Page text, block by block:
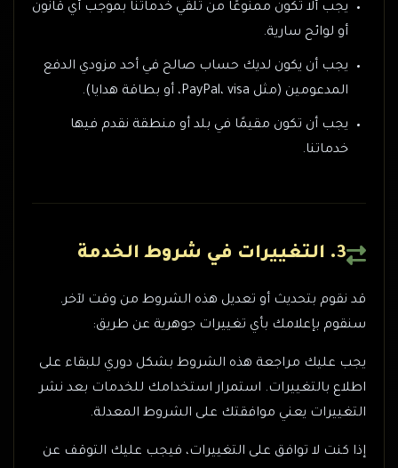
يجب ألا تكون ممنوعًا من تلقي خدماتنا بموجب أي قانون
أو لوائح سارية.
يجب أن يكون لديك حساب صالح في أحد مزودي الدفع
المدعومين (مثل PayPal، visa، أو بطاقة هدايا).
يجب أن تكون مقيمًا في بلد أو منطقة نقدم فيها
خدماتنا.
3. التغييرات في شروط الخدمة
قد نقوم بتحديث أو تعديل هذه الشروط من وقت لآخر.
سنقوم بإعلامك بأي تغييرات جوهرية عن طريق:
يجب عليك مراجعة هذه الشروط بشكل دوري للبقاء على
اطلاع بالتغييرات. استمرار استخدامك للخدمات بعد نشر
التغييرات يعني موافقتك على الشروط المعدلة.
إذا كنت لا توافق على التغييرات، فيجب عليك التوقف عن